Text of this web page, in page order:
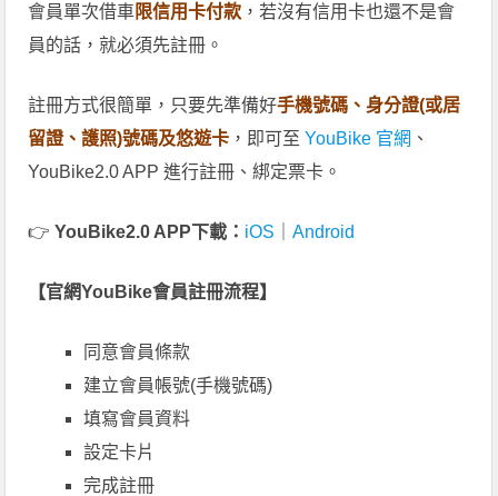
會員單次借車限信用卡付款 ，若沒有信用卡也還不是會
員的話，就必須先註冊。
註冊方式很簡單，只要先準備好手機號碼、身分證(或居
留證、護照)號碼及悠遊卡 ，即可至YouBike 官網 、
YouBike2.0 APP 進行註冊、綁定票卡。
👉YouBike2.0 APP下載： iOS ｜Android
【官網YouBike會員註冊流程】
同意會員條款
建立會員帳號(手機號碼)
填寫會員資料
設定卡片
完成註冊